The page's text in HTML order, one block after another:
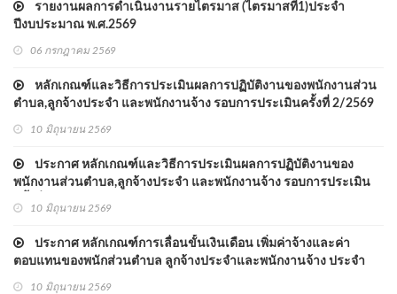
รายงานผลการดำเนินงานรายไตรมาส (ไตรมาสที่1)ประจำ
ปีงบประมาณ พ.ศ.2569
06 กรกฎาคม 2569
หลักเกณฑ์และวิธีการประเมินผลการปฏิบัติงานของพนักงานส่วน
ตำบล,ลูกจ้างประจำ และพนักงานจ้าง รอบการประเมินครั้งที่ 2/2569
10 มิถุนายน 2569
ประกาศ หลักเกณฑ์และวิธีการประเมินผลการปฏิบัติงานของ
พนักงานส่วนตำบล,ลูกจ้างประจำ และพนักงานจ้าง รอบการประเมิน
ครั้งที่ 1/2569
10 มิถุนายน 2569
ประกาศ หลักเกณฑ์การเลื่อนขั้นเงินเดือน เพิ่มค่าจ้างและค่า
ตอบแทนของพนักส่วนตำบล ลูกจ้างประจำและพนักงานจ้าง ประจำ
ปีงบประมาณ 2569
10 มิถุนายน 2569